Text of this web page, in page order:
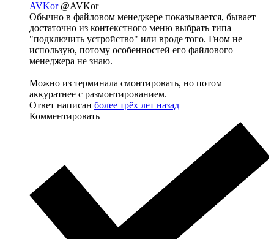
AVKor @AVKor
Обычно в файловом менеджере показывается, бывает
достаточно из контекстного меню выбрать типа
"подключить устройство" или вроде того. Гном не
использую, потому особенностей его файлового
менеджера не знаю.
Можно из терминала смонтировать, но потом
аккуратнее с размонтированием.
Ответ написан более трёх лет назад
Комментировать